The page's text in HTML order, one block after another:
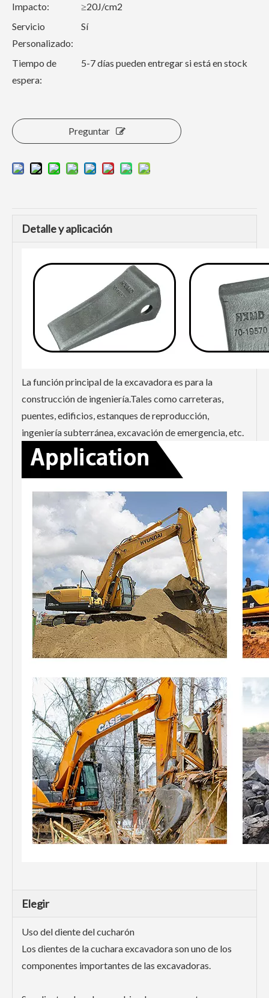
Impacto:
≥20J/cm2
Servicio
Personalizado:
Sí
Tiempo de
espera:
5-7 días pueden entregar si está en stock
Preguntar
Detalle y aplicación
La función principal de la excavadora es para la
construcción de ingeniería.Tales como carreteras,
puentes, edificios, estanques de reproducción,
ingeniería subterránea, excavación de emergencia, etc.
Elegir
Uso del diente del cucharón
Los dientes de la cuchara excavadora son uno de los
componentes importantes de las excavadoras.